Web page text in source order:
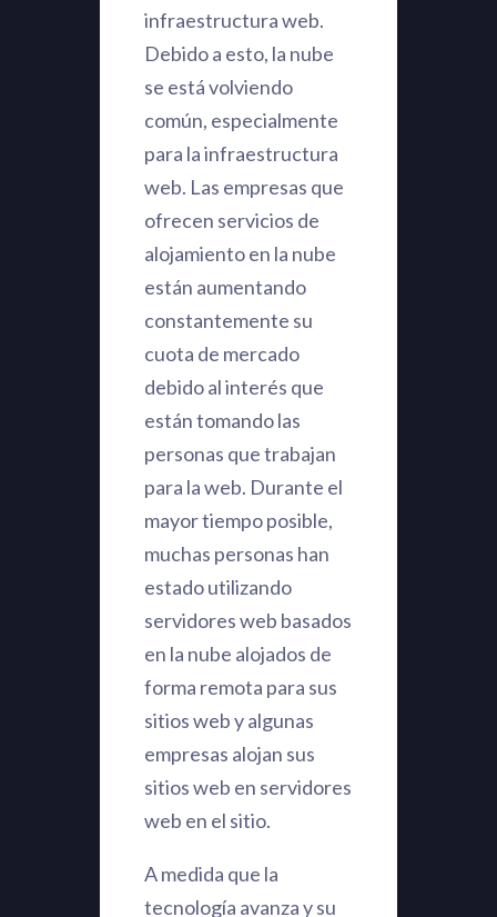
infraestructura web.
Debido a esto, la nube
se está volviendo
común, especialmente
para la infraestructura
web. Las empresas que
ofrecen servicios de
alojamiento en la nube
están aumentando
constantemente su
cuota de mercado
debido al interés que
están tomando las
personas que trabajan
para la web. Durante el
mayor tiempo posible,
muchas personas han
estado utilizando
servidores web basados
​​en la nube alojados de
forma remota para sus
sitios web y algunas
empresas alojan sus
sitios web en servidores
web en el sitio.
A medida que la
tecnología avanza y su